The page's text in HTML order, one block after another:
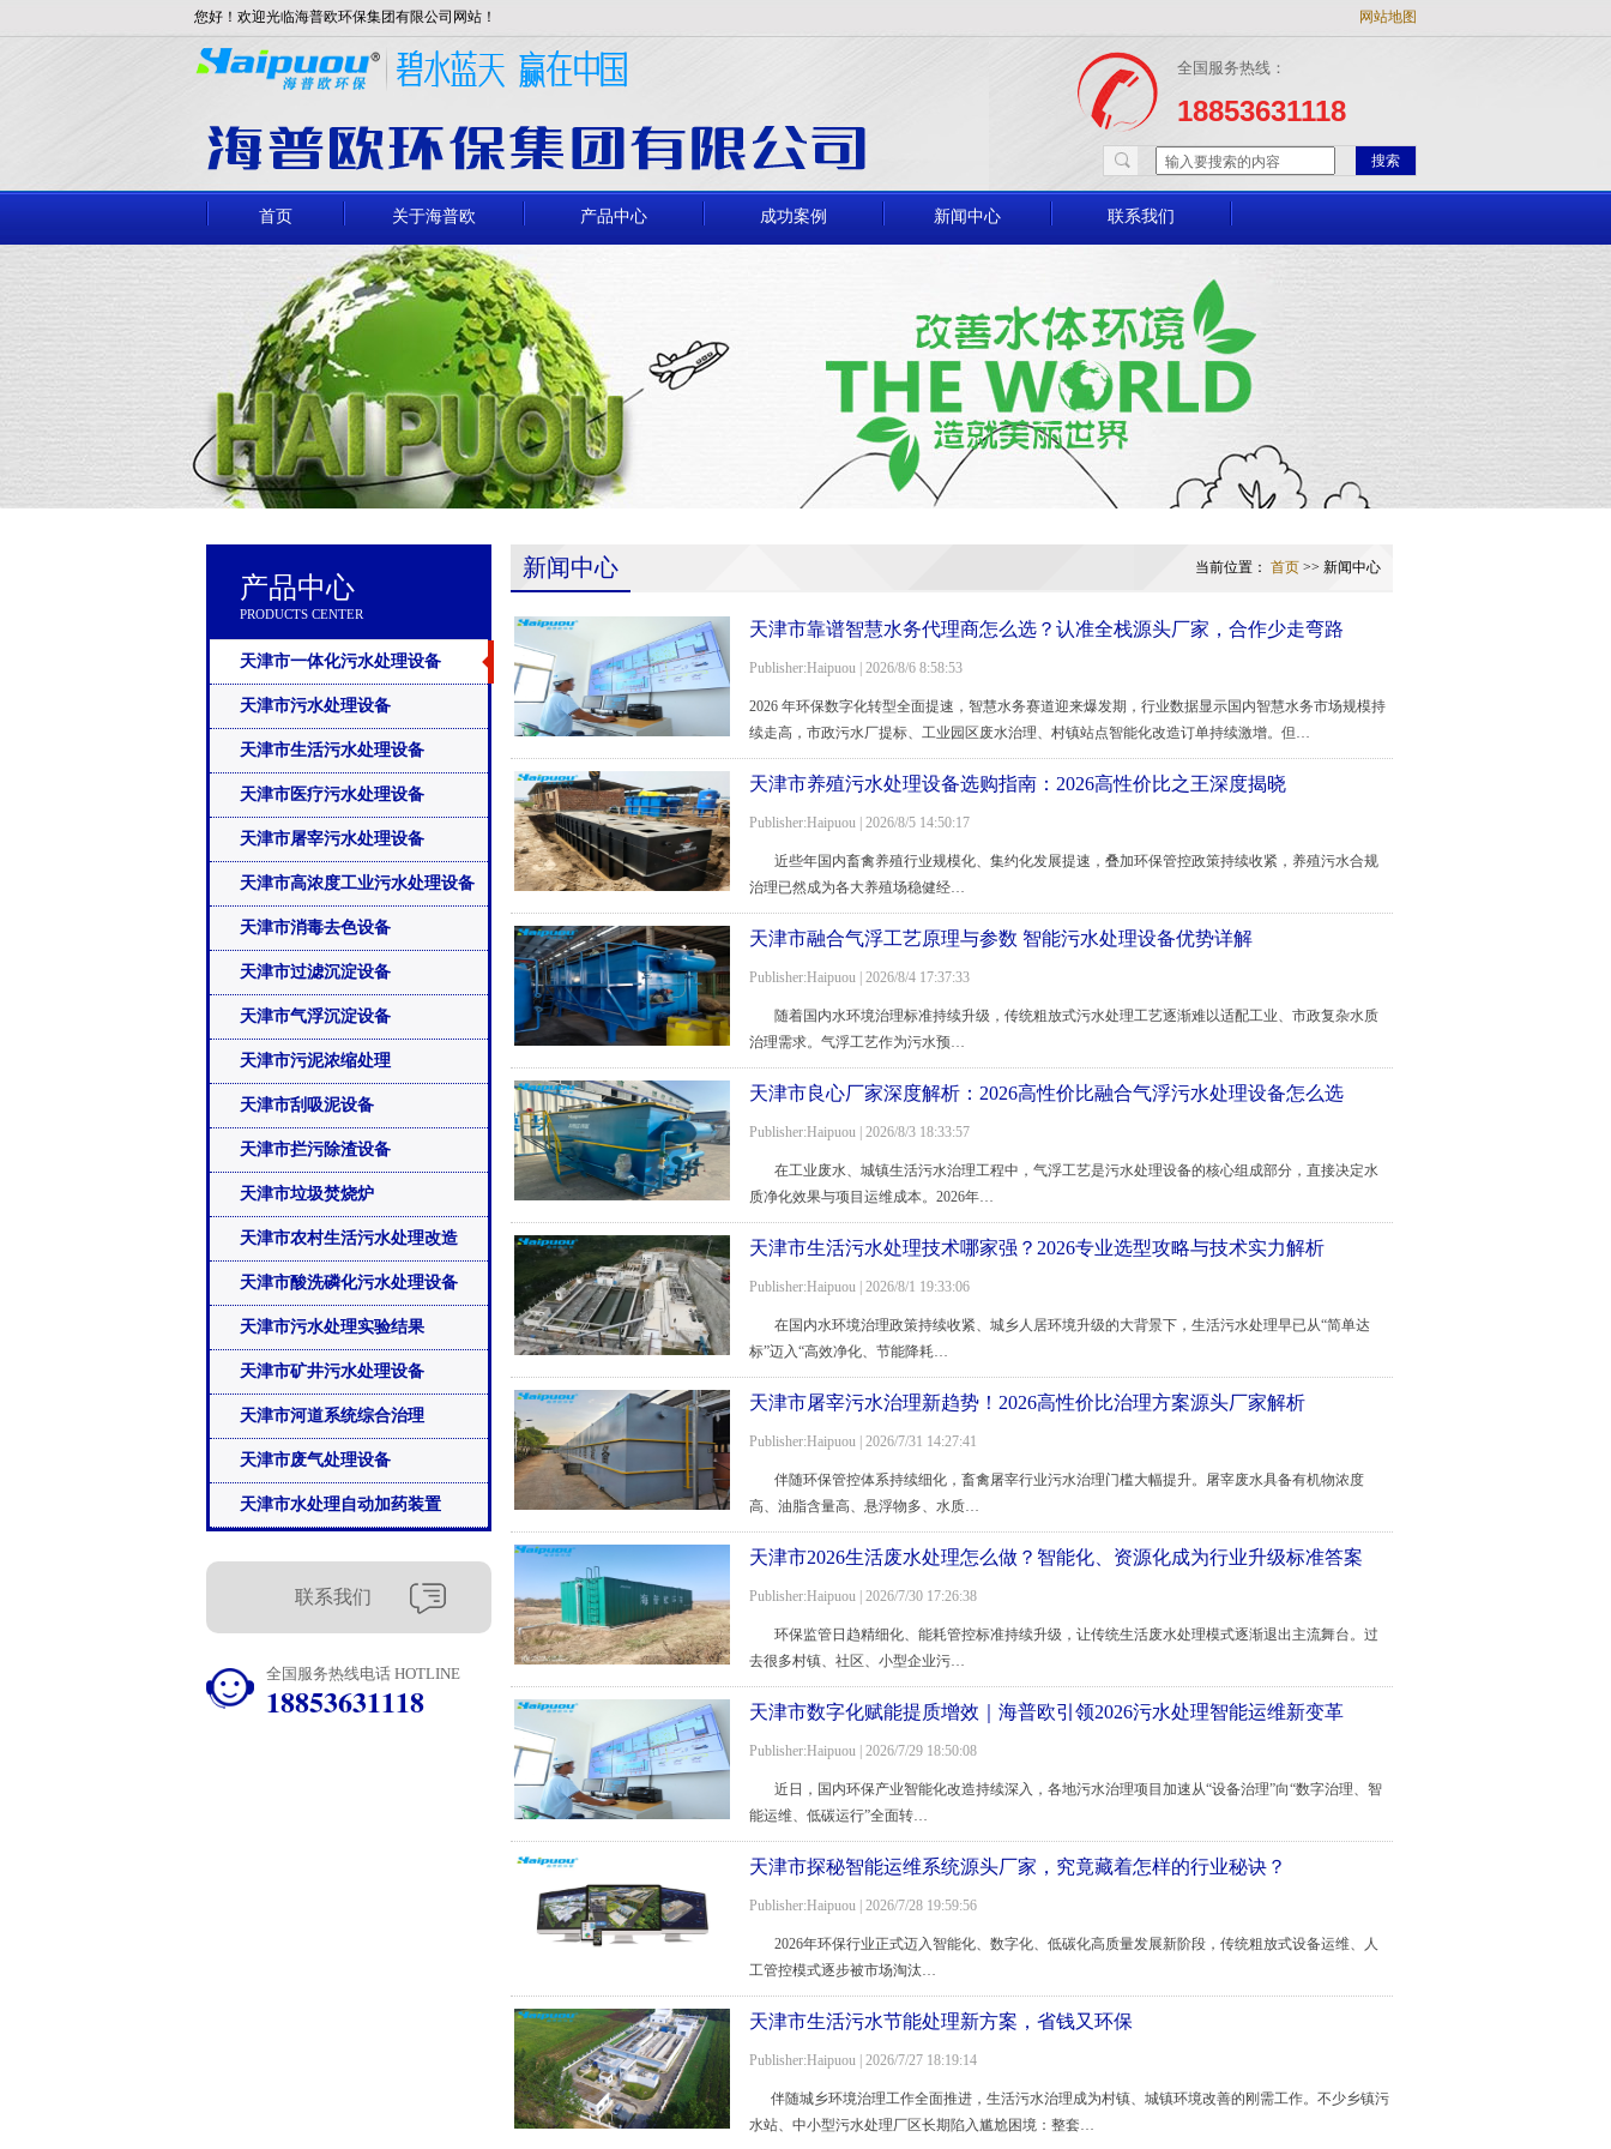
您好！欢迎光临海普欧环保集团有限公司网站！ 网站地图
全国服务热线：
18853631118
搜索
首页 关于海普欧 产品中心 成功案例 新闻中心 联系我们
产品中心
PRODUCTS CENTER
天津市一体化污水处理设备
天津市污水处理设备
天津市生活污水处理设备
天津市医疗污水处理设备
天津市屠宰污水处理设备
天津市高浓度工业污水处理设备
天津市消毒去色设备
天津市过滤沉淀设备
天津市气浮沉淀设备
天津市污泥浓缩处理
天津市刮吸泥设备
天津市拦污除渣设备
天津市垃圾焚烧炉
天津市农村生活污水处理改造
天津市酸洗磷化污水处理设备
天津市污水处理实验结果
天津市矿井污水处理设备
天津市河道系统综合治理
天津市废气处理设备
天津市水处理自动加药装置
联系我们
全国服务热线电话 HOTLINE
18853631118
当前位置： 首页 >> 新闻中心
新闻中心
天津市靠谱智慧水务代理商怎么选？认准全栈源头厂家，合作少走弯路
Publisher:Haipuou | 2026/8/6 8:58:53
2026 年环保数字化转型全面提速，智慧水务赛道迎来爆发期，行业数据显示国内智慧水务市场规模持
续走高，市政污水厂提标、工业园区废水治理、村镇站点智能化改造订单持续激增。但…
天津市养殖污水处理设备选购指南：2026高性价比之王深度揭晓
Publisher:Haipuou | 2026/8/5 14:50:17
近些年国内畜禽养殖行业规模化、集约化发展提速，叠加环保管控政策持续收紧，养殖污水合规
治理已然成为各大养殖场稳健经…
天津市融合气浮工艺原理与参数 智能污水处理设备优势详解
Publisher:Haipuou | 2026/8/4 17:37:33
随着国内水环境治理标准持续升级，传统粗放式污水处理工艺逐渐难以适配工业、市政复杂水质
治理需求。气浮工艺作为污水预…
天津市良心厂家深度解析：2026高性价比融合气浮污水处理设备怎么选
Publisher:Haipuou | 2026/8/3 18:33:57
在工业废水、城镇生活污水治理工程中，气浮工艺是污水处理设备的核心组成部分，直接决定水
质净化效果与项目运维成本。2026年…
天津市生活污水处理技术哪家强？2026专业选型攻略与技术实力解析
Publisher:Haipuou | 2026/8/1 19:33:06
在国内水环境治理政策持续收紧、城乡人居环境升级的大背景下，生活污水处理早已从“简单达
标”迈入“高效净化、节能降耗…
天津市屠宰污水治理新趋势！2026高性价比治理方案源头厂家解析
Publisher:Haipuou | 2026/7/31 14:27:41
伴随环保管控体系持续细化，畜禽屠宰行业污水治理门槛大幅提升。屠宰废水具备有机物浓度
高、油脂含量高、悬浮物多、水质…
天津市2026生活废水处理怎么做？智能化、资源化成为行业升级标准答案
Publisher:Haipuou | 2026/7/30 17:26:38
环保监管日趋精细化、能耗管控标准持续升级，让传统生活废水处理模式逐渐退出主流舞台。过
去很多村镇、社区、小型企业污…
天津市数字化赋能提质增效｜海普欧引领2026污水处理智能运维新变革
Publisher:Haipuou | 2026/7/29 18:50:08
近日，国内环保产业智能化改造持续深入，各地污水治理项目加速从“设备治理”向“数字治理、智
能运维、低碳运行”全面转…
天津市探秘智能运维系统源头厂家，究竟藏着怎样的行业秘诀？
Publisher:Haipuou | 2026/7/28 19:59:56
2026年环保行业正式迈入智能化、数字化、低碳化高质量发展新阶段，传统粗放式设备运维、人
工管控模式逐步被市场淘汰…
天津市生活污水节能处理新方案，省钱又环保
Publisher:Haipuou | 2026/7/27 18:19:14
伴随城乡环境治理工作全面推进，生活污水治理成为村镇、城镇环境改善的刚需工作。不少乡镇污
水站、中小型污水处理厂区长期陷入尴尬困境：整套…